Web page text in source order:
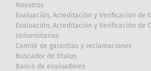
Nosotros
Evaluación, Acreditación y Verificación de
Evaluación, Acreditación y Verificación de
Universitarios
Comité de garantías y reclamaciones
Buscador de títulos
Banco de evaluadores